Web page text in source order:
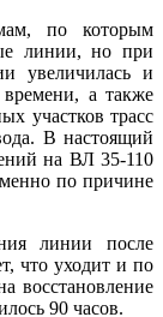
по которым
линии, но при
увеличилась и
времени, а также
участков трасс
В настоящий
на ВЛ 35-110
по причине
линии после
что уходит и по
восстановление
90 часов.